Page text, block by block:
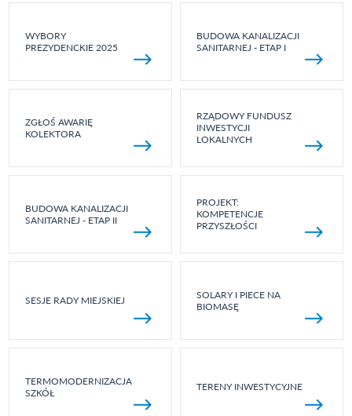
WYBORY
PREZYDENCKIE 2025
BUDOWA KANALIZACJI
SANITARNEJ - ETAP I
ZGŁOŚ AWARIĘ
KOLEKTORA
RZĄDOWY FUNDUSZ
INWESTYCJI
LOKALNYCH
BUDOWA KANALIZACJI
SANITARNEJ - ETAP II
PROJEKT:
KOMPETENCJE
PRZYSZŁOŚCI
SESJE RADY MIEJSKIEJ
SOLARY I PIECE NA
BIOMASĘ
TERMOMODERNIZACJA
SZKÓŁ
TERENY INWESTYCYJNE